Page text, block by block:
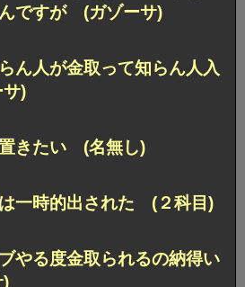
ですが (ガゾーサ)
ん人が金取って知らん人入
)
きたい (名無し)
一時的出された (２科目)
やる度金取られるの納得い